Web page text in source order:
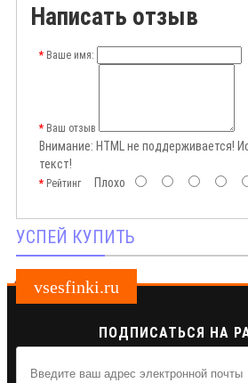
Написать отзыв
Ваше имя:
Ваш отзыв
Внимание: HTML не поддерживается!
текст!
РейтингПлохо
УСПЕЙ КУПИТЬ
vsesfinki.ru
ПОДПИСАТЬСЯ НА